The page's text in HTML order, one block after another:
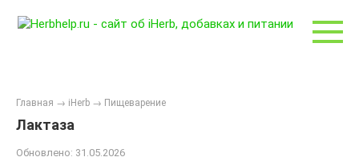
Главная → iHerb → Пищеварение
Лактаза
Обновлено: 31.05.2026